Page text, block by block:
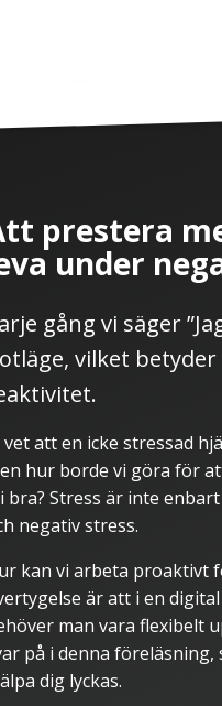
prestera
under
gång vi säger
vilket
vet att en icke stressad
hur borde vi göra för
bra? Stress är inte
negativ stress.
kan vi arbeta proaktivt
är att i en
man vara flexibelt
på i denna
dig lyckas.